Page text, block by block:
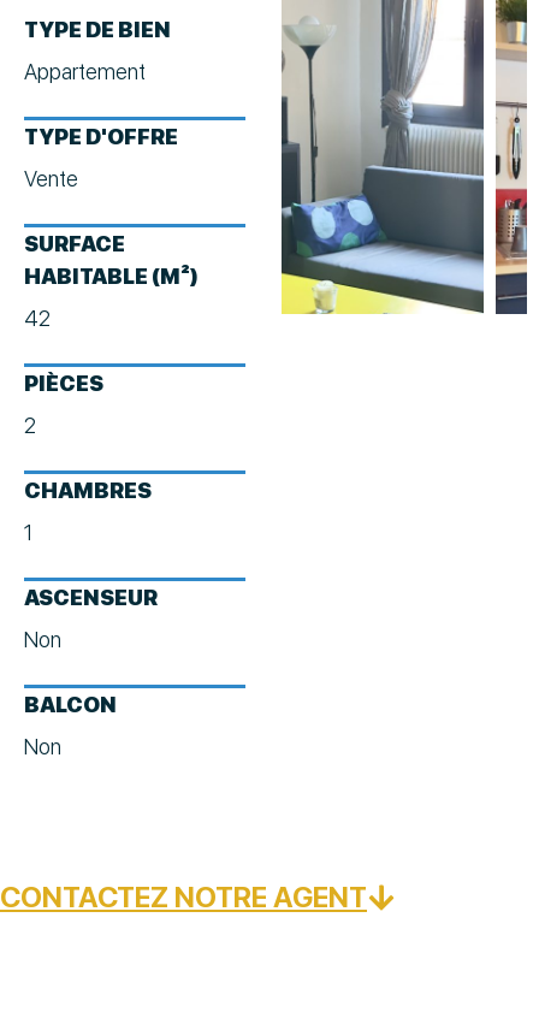
TYPE DE BIEN
Appartement
TYPE D'OFFRE
Vente
SURFACE
HABITABLE (M²)
42
PIÈCES
2
CHAMBRES
1
ASCENSEUR
Non
BALCON
Non
CONTACTEZ NOTRE AGENT